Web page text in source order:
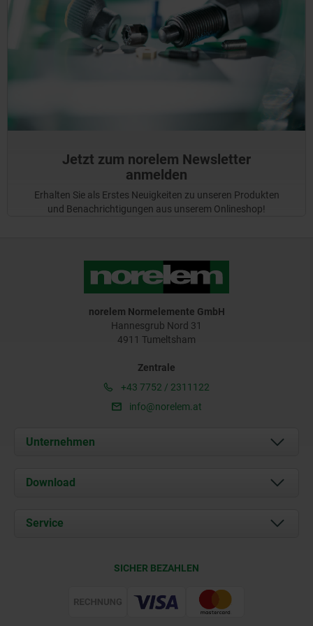
Jetzt zum norelem Newsletter
anmelden
Erhalten Sie als Erstes Neuigkeiten zu unseren Produkten
und Benachrichtigungen aus unserem Onlineshop!
norelem Normelemente GmbH
Hannesgrub Nord 31
4911 Tumeltsham
Zentrale
+43 7752 / 2311122
info@norelem.at
Unternehmen
Über uns
Kontakt
Download
Dokumente
Service
SICHER BEZAHLEN